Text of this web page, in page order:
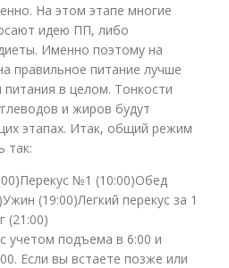
На этом этапе многие
идею ПП, либо
Именно поэтому на
правильное питание лучше
в целом. Тонкости
и жиров будут
этапах. Итак, общий режим
так:
№1 (10:00)Обед
(19:00)Легкий перекус за 1
(21:00)
учетом подъема в 6:00 и
Если вы встаете позже или